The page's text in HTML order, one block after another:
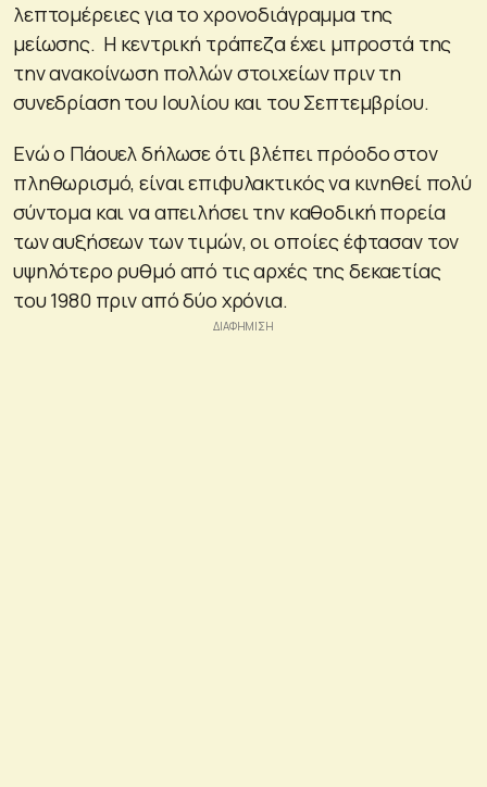
λεπτομέρειες για το χρονοδιάγραμμα της
μείωσης. Η κεντρική τράπεζα έχει μπροστά της
την ανακοίνωση πολλών στοιχείων πριν τη
συνεδρίαση του Ιουλίου και του Σεπτεμβρίου.
Ενώ ο Πάουελ δήλωσε ότι βλέπει πρόοδο στον
πληθωρισμό, είναι επιφυλακτικός να κινηθεί πολύ
σύντομα και να απειλήσει την καθοδική πορεία
των αυξήσεων των τιμών, οι οποίες έφτασαν τον
υψηλότερο ρυθμό από τις αρχές της δεκαετίας
του 1980 πριν από δύο χρόνια.